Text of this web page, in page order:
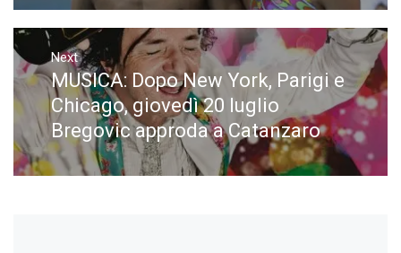
Next
Next
post:
MUSICA: Dopo New York, Parigi e
Chicago, giovedì 20 luglio
Bregovic approda a Catanzaro